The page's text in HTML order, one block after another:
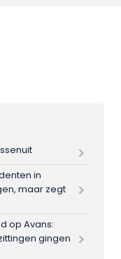
in
maar zegt
op Avans:
gingen